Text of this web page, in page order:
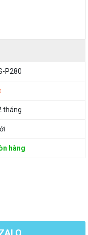
P280
tháng
hàng